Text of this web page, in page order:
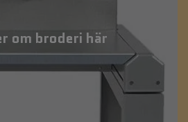
om broderi här